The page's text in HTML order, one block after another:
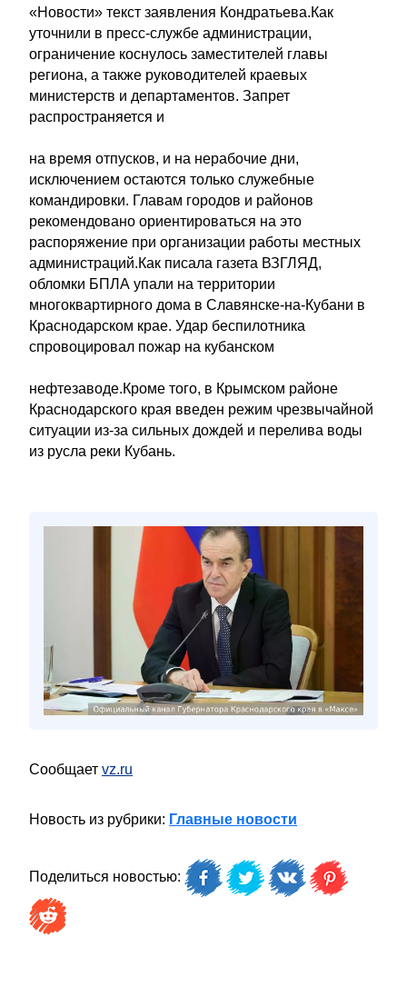
«Новости» текст заявления Кондратьева.Как
уточнили в пресс-службе администрации,
ограничение коснулось заместителей главы
региона, а также руководителей краевых
министерств и департаментов. Запрет
распространяется и
на время отпусков, и на нерабочие дни,
исключением остаются только служебные
командировки. Главам городов и районов
рекомендовано ориентироваться на это
распоряжение при организации работы местных
администраций.Как писала газета ВЗГЛЯД,
обломки БПЛА упали на территории
многоквартирного дома в Славянске-на-Кубани в
Краснодарском крае. Удар беспилотника
спровоцировал пожар на кубанском
нефтезаводе.Кроме того, в Крымском районе
Краснодарского края введен режим чрезвычайной
ситуации из-за сильных дождей и перелива воды
из русла реки Кубань.
Сообщает vz.ru
Новость из рубрики: Главные новости
Поделиться новостью: